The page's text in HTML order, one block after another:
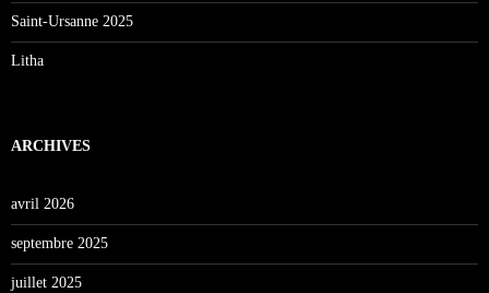
Saint-Ursanne 2025
Litha
ARCHIVES
avril 2026
septembre 2025
juillet 2025